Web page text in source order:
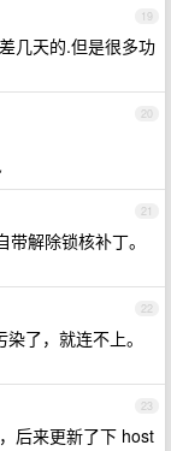
19
几天的.但是很多功
20
21
解除锁核补丁。
22
了，就连不上。
23
后来更新了下 host